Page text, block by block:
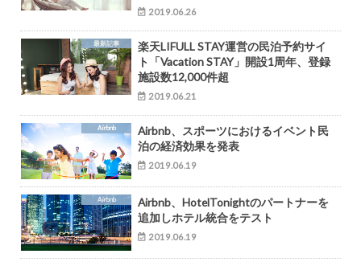
2019.06.26
最新記事
楽天LIFULL STAY運営の民泊予約サイ
ト「Vacation STAY」開設1周年、登録
施設数12,000件超
2019.06.21
Airbnb
Airbnb、スポーツにおけるイベント民
泊の経済効果を発表
2019.06.19
Airbnb
Airbnb、HotelTonightのパートナーを
追加しホテル統合をテスト
2019.06.19